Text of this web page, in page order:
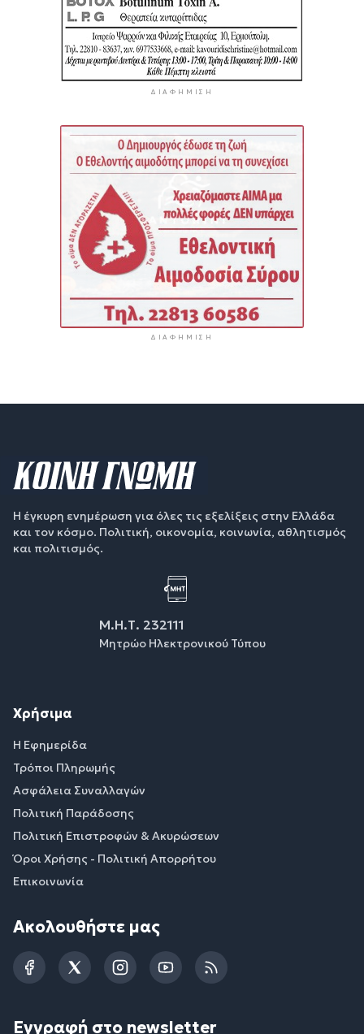
ΔΙΑΦΉΜΙΣΗ
ΔΙΑΦΉΜΙΣΗ
Η έγκυρη ενημέρωση για όλες τις εξελίξεις στην Ελλάδα
και τον κόσμο. Πολιτική, οικονομία, κοινωνία, αθλητισμός
και πολιτισμός.
Μ.Η.Τ. 232111
Μητρώο Ηλεκτρονικού Τύπου
Χρήσιμα
Η Εφημερίδα
Τρόποι Πληρωμής
Ασφάλεια Συναλλαγών
Πολιτική Παράδοσης
Πολιτική Επιστροφών & Ακυρώσεων
Όροι Χρήσης - Πολιτική Απορρήτου
Επικοινωνία
Ακολουθήστε μας
FacebookTwitterInstagramYouTubeRSS
Εγγραφή στο newsletter